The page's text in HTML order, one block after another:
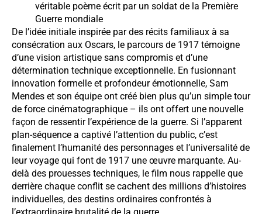
véritable poème écrit par un soldat de la Première
Guerre mondiale
De l’idée initiale inspirée par des récits familiaux à sa
consécration aux Oscars, le parcours de 1917 témoigne
d’une vision artistique sans compromis et d’une
détermination technique exceptionnelle. En fusionnant
innovation formelle et profondeur émotionnelle, Sam
Mendes et son équipe ont créé bien plus qu’un simple tour
de force cinématographique – ils ont offert une nouvelle
façon de ressentir l’expérience de la guerre. Si l’apparent
plan-séquence a captivé l’attention du public, c’est
finalement l’humanité des personnages et l’universalité de
leur voyage qui font de 1917 une œuvre marquante. Au-
delà des prouesses techniques, le film nous rappelle que
derrière chaque conflit se cachent des millions d’histoires
individuelles, des destins ordinaires confrontés à